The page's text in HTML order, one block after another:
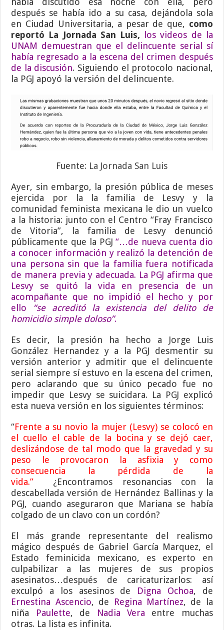
después se había ido a su casa, dejándola sola
en Ciudad Universitaria, a pesar de que, como
reportó La Jornada San Luis,
los videos de la
UNAM demuestran que el delincuente serial sí
había regresado a la escena del crimen después
de la discusión. Siguiendo el protocolo nacional,
la PGJ apoyó la versión del delincuente.
Fuente: La Jornada San Luis
Ayer, sin embargo, la presión pública de meses
ejercida por la la familia de Lesvy y la
comunidad feminista mexicana le dio un vuelco
a la historia: junto con el Centro “Fray Francisco
de Vitoria”, la familia de Lesvy denunció
públicamente que la PGJ“…de nueva cuenta dio
a conocer información y realizó la detención de
una persona sin que la familia fuera notificada
de manera previa y adecuada. La PGJ afirma que
Lesvy se quitó la vida en presencia de un
acompañante que no impidió el hecho y por
ello “se acreditó la existencia del delito de
homicidio simple doloso”.
Es decir, la presión ha hecho a Jorge Luis
González Hernandez y a la PGJ desmentir su
versión anterior y admitir que el delincuente
serial siempre sí estuvo en la escena del crimen,
pero aclarando que su único pecado fue no
impedir que Lesvy se suicidara. La PGJ explicó
esta nueva versión en los siguientes términos:
“Frente a su novio la mujer (Lesvy) se colocó en
el cuello el cable de la bocina y se dejó caer,
deslizándose de tal modo que la gravedad y su
peso le provocaron la asfixia y como
consecuencia la pérdida de la
vida.” ¿Encontramos resonancias con la
descabellada versión de Hernández Ballinas y la
PGJ, cuando aseguraron que Mariana se había
colgado de un clavo con un cordón?
El más grande representante del realismo
mágico después de Gabriel García Marquez, el
Estado feminicida mexicano, es experto en
culpabilizar a las mujeres de sus propios
asesinatos…después de caricaturizarlos: así
exculpó a los asesinos de Digna Ochoa, de
Ernestina Ascencio, de Regina Martínez, de la
niña
Paulette, de Nadia Vera entre muchas
otras. La lista es infinita.